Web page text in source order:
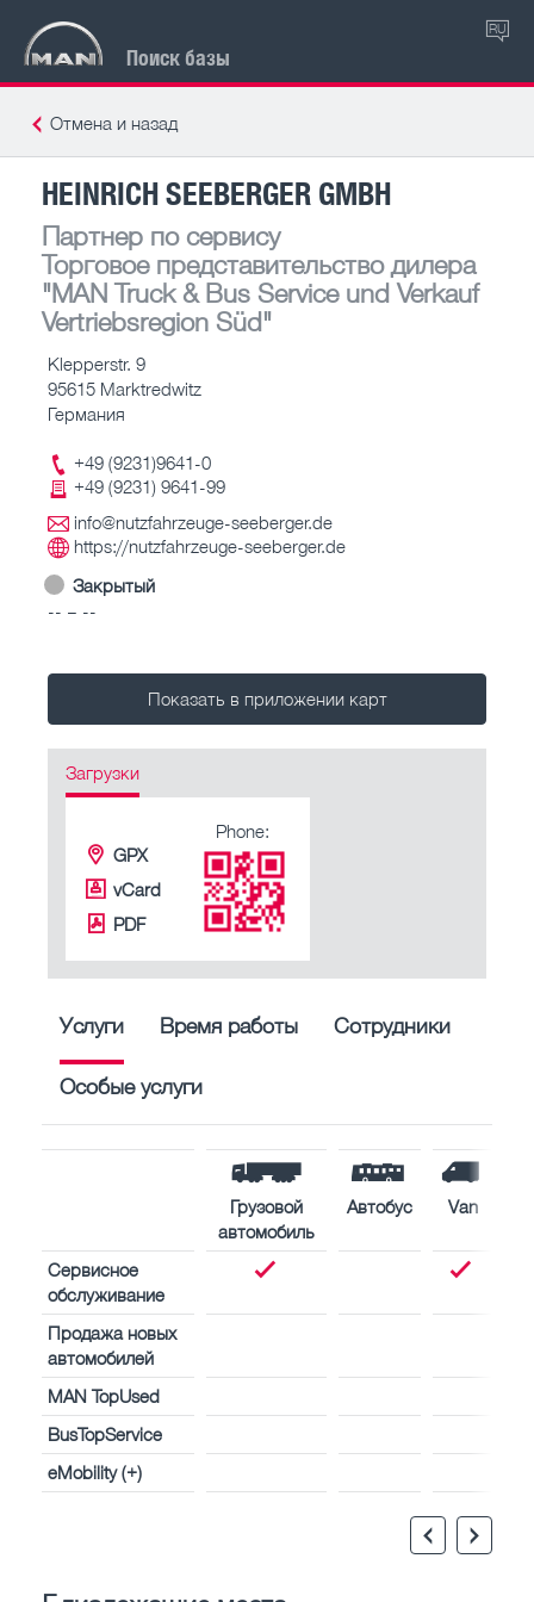
Поиск базы
RU
Отмена и назад
HEINRICH SEEBERGER GMBH
Партнер по сервису
Торговое представительство дилера
"MAN Truck & Bus Service und Verkauf
Vertriebsregion Süd"
Klepperstr. 9
95615 Marktredwitz
Германия
+49 (9231)9641-0
+49 (9231) 9641-99
info@nutzfahrzeuge-seeberger.de
https://nutzfahrzeuge-seeberger.de
Закрытый
-- – --
Показать в приложении карт
Загрузки
GPX
vCard
PDF
Phone:
Услуги Время работы Сотрудники
Особые услуги
Грузовой
автомобиль
Автобус Van
Сервисное
обслуживание
Продажа новых
автомобилей
MAN TopUsed
BusTopService
eMobility (+)